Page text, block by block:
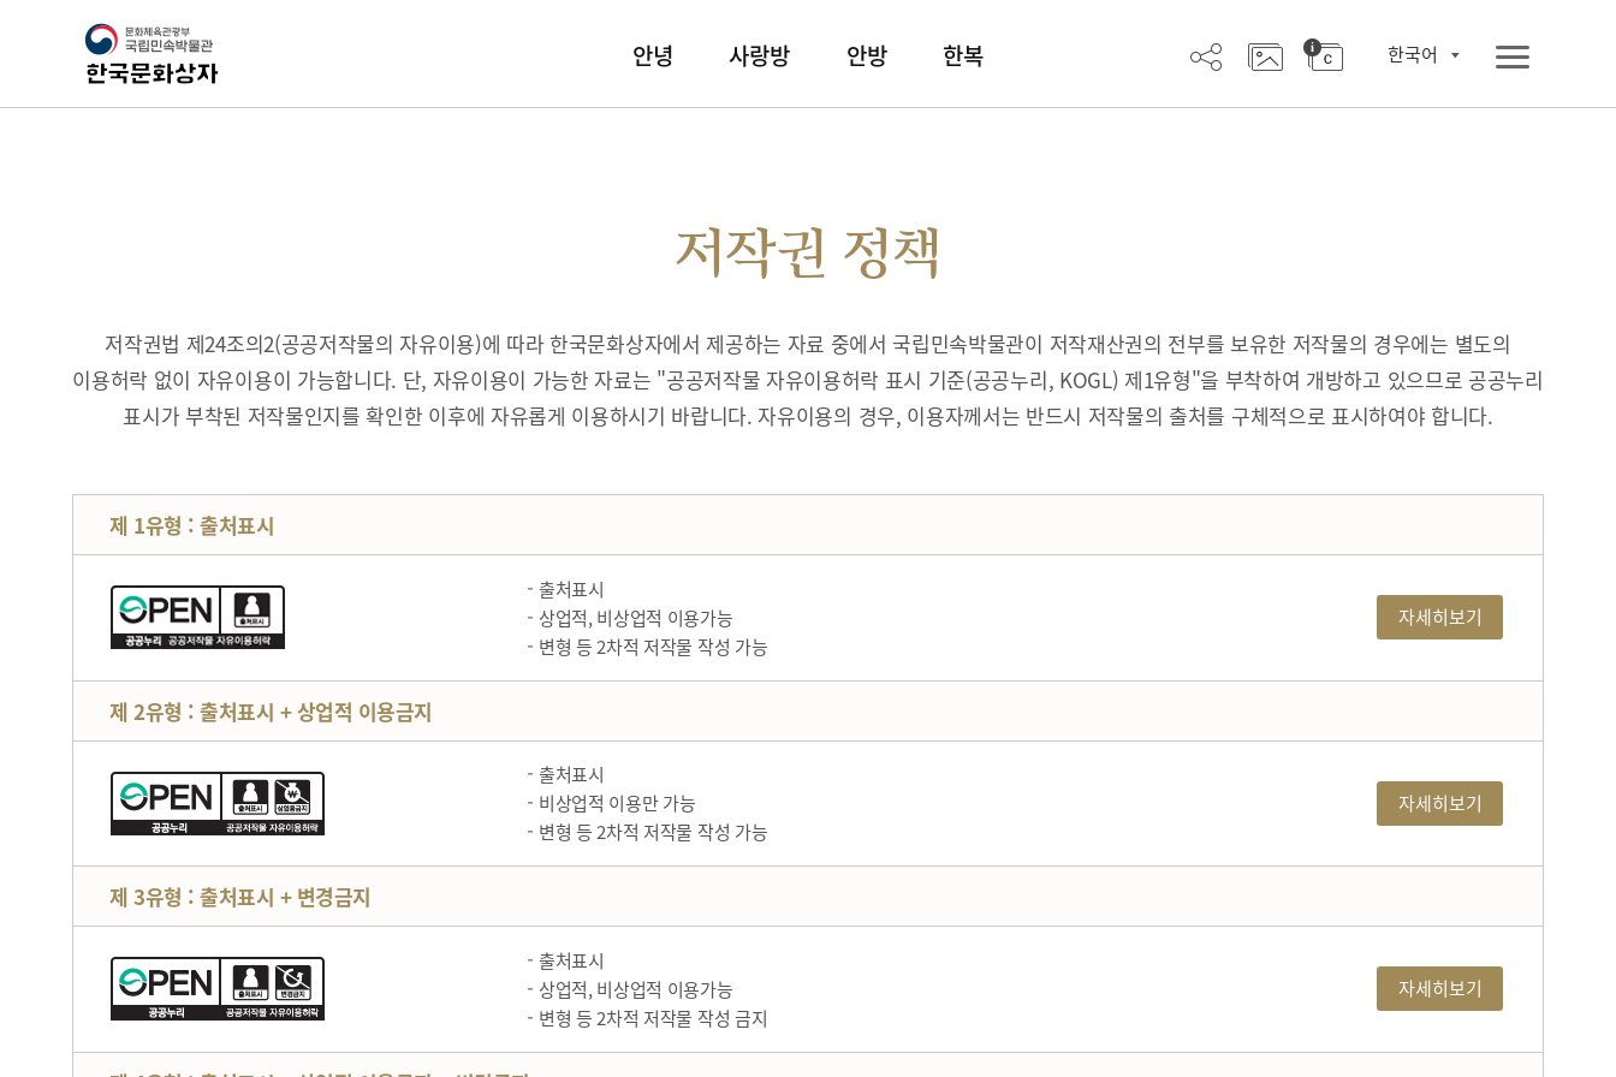
안녕 사랑방 안방 한복 한국어
저작권 정책
저작권법 제24조의2(공공저작물의 자유이용)에 따라 한국문화상자에서 제공하는 자료 중에서 국립민속박물관이 저작재산권의 전부를 보유한 저작물의 경우에는 별도의
이용허락 없이 자유이용이 가능합니다. 단, 자유이용이 가능한 자료는 "공공저작물 자유이용허락 표시 기준(공공누리, KOGL) 제1유형"을 부착하여 개방하고 있으므로 공공누리
표시가 부착된 저작물인지를 확인한 이후에 자유롭게 이용하시기 바랍니다. 자유이용의 경우, 이용자께서는 반드시 저작물의 출처를 구체적으로 표시하여야 합니다.
제 1유형 : 출처표시
출처표시
상업적, 비상업적 이용가능
변형 등 2차적 저작물 작성 가능
자세히보기
제 2유형 : 출처표시 + 상업적 이용금지
출처표시
비상업적 이용만 가능
변형 등 2차적 저작물 작성 가능
자세히보기
제 3유형 : 출처표시 + 변경금지
출처표시
상업적, 비상업적 이용가능
변형 등 2차적 저작물 작성 금지
자세히보기